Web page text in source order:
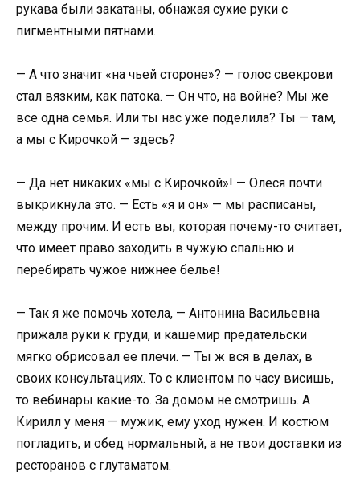
рукава были закатаны, обнажая сухие руки с
пигментными пятнами.
— А что значит «на чьей стороне»? — голос свекрови
стал вязким, как патока. — Он что, на войне? Мы же
все одна семья. Или ты нас уже поделила? Ты — там,
а мы с Кирочкой — здесь?
— Да нет никаких «мы с Кирочкой»! — Олеся почти
выкрикнула это. — Есть «я и он» — мы расписаны,
между прочим. И есть вы, которая почему-то считает,
что имеет право заходить в чужую спальню и
перебирать чужое нижнее белье!
— Так я же помочь хотела, — Антонина Васильевна
прижала руки к груди, и кашемир предательски
мягко обрисовал ее плечи. — Ты ж вся в делах, в
своих консультациях. То с клиентом по часу висишь,
то вебинары какие-то. За домом не смотришь. А
Кирилл у меня — мужик, ему уход нужен. И костюм
погладить, и обед нормальный, а не твои доставки из
ресторанов с глутаматом.